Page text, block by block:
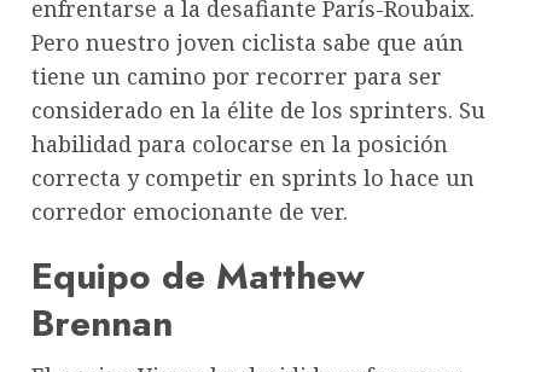
enfrentarse a la desafiante París-Roubaix.
Pero nuestro joven ciclista sabe que aún
tiene un camino por recorrer para ser
considerado en la élite de los sprinters. Su
habilidad para colocarse en la posición
correcta y competir en sprints lo hace un
corredor emocionante de ver.
Equipo de Matthew
Brennan